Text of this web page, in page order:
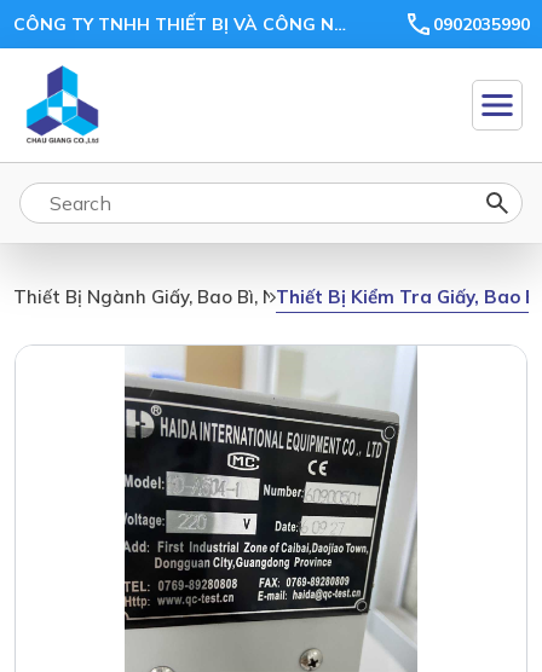
CÔNG TY TNHH THIẾT BỊ VÀ CÔNG NGHỆ CHÂU GIANG 0902035990
Thiết Bị Ngành Giấy, Bao Bì, Nhựa, GỗThiết Bị Kiểm Tra Giấy, Bao